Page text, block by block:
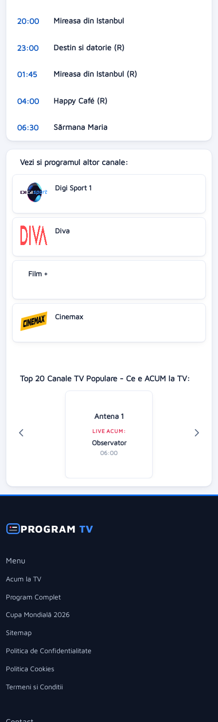
20:00 Mireasa din Istanbul
23:00 Destin si datorie (R)
01:45 Mireasa din Istanbul (R)
04:00 Happy Café (R)
06:30 Sărmana Maria
Vezi si programul altor canale:
Digi Sport 1
Diva
Film +
Cinemax
Top 20 Canale TV Populare - Ce e ACUM la TV:
Antena 1
LIVE ACUM:
Observator
06:00
PROGRAMTV
Menu
Acum la TV
Program Complet
Cupa Mondială 2026
Sitemap
Politica de Confidentialitate
Politica Cookies
Termeni si Conditii